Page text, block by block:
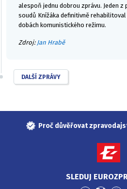
alespoň jednu dobrou zprávu. Jeden z
soudů Knížáka definitivně
dobách komunistického režimu.
Zdroj: Jan Hrabě
DALŠÍ ZPRÁVY
Proč důvěřovat
SLEDUJ